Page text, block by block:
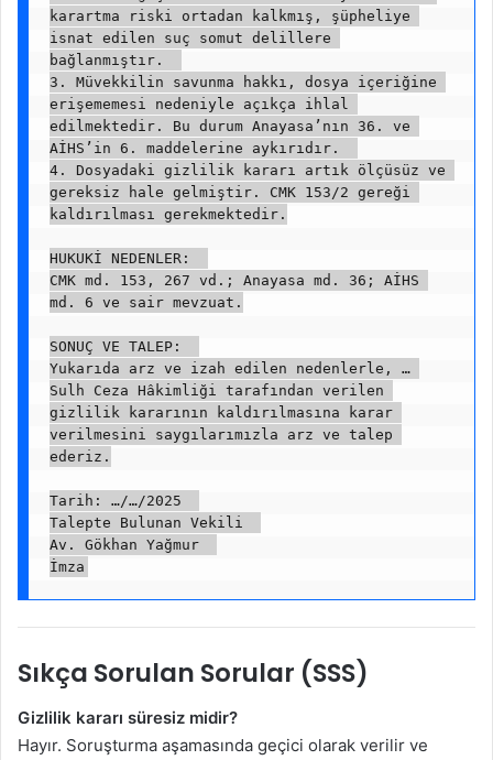
karartma riski ortadan kalkmış, şüpheliye
isnat edilen suç somut delillere
bağlanmıştır.
3. Müvekkilin savunma hakkı, dosya içeriğine
erişememesi nedeniyle açıkça ihlal
edilmektedir. Bu durum Anayasa’nın 36. ve
AİHS’in 6. maddelerine aykırıdır.
4. Dosyadaki gizlilik kararı artık ölçüsüz ve
gereksiz hale gelmiştir. CMK 153/2 gereği
kaldırılması gerekmektedir.
HUKUKİ NEDENLER:
CMK md. 153, 267 vd.; Anayasa md. 36; AİHS
md. 6 ve sair mevzuat.
SONUÇ VE TALEP:
Yukarıda arz ve izah edilen nedenlerle, …
Sulh Ceza Hâkimliği tarafından verilen
gizlilik kararının kaldırılmasına karar
verilmesini saygılarımızla arz ve talep
ederiz.
Tarih: …/…/2025
Talepte Bulunan Vekili
Av. Gökhan Yağmur
Sıkça Sorulan Sorular (SSS)
Gizlilik kararı süresiz midir?
Hayır. Soruşturma aşamasında geçici olarak verilir ve